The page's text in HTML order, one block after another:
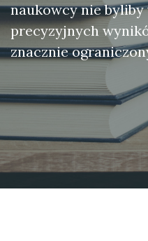
naukowcy nie
precyzyjnych
znacznie